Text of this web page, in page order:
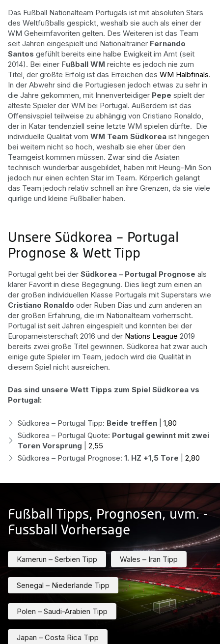
Das Fußball Nationalteam Portugals ist mit absoluten Stars
des Weltfußballs gespickt, weshalb sie auch als einer der
WM Geheimfavoriten gelten. Des Weiteren ist das Team
seit Jahren eingespielt und Nationaltrainer Fernando
Santos gefühlt bereits eine halbe Ewigkeit im Amt (seit
2014). Bei einer Fußball WM reichte es jedoch nie zum
Titel, der größte Erfolg ist das Erreichen des WM Halbfinals.
In der Abwehr sind die Portugiesen jedoch etwas zu sehr in
die Jahre gekommen, mit Innenverteidiger Pepe spielt der
älteste Spieler der WM bei Portugal. Außerdem ist das
Offensivspiel teilweise zu abhängig von Cristiano Ronaldo,
der in Katar tendenziell seine letzte WM spielen dürfte. Die
individuelle Qualität vom WM Team Südkorea ist hingegen
bei weitem nicht so hoch, weshalb sie eher über den
Teamgeist kommen müssen. Zwar sind die Asiaten
technisch wunderbar ausgebildet, haben mit Heung-Min Son
jedoch nur einen echten Star im Team. Körperlich gelangt
das Team jedoch relativ schnell an ihre Grenzen, da sie viele
quirlige und kleine Fußballer haben.
Unsere Südkorea – Portugal
Prognose & Wett Tipp
Portugal geht bei der Südkorea – Portugal Prognose als
klarer Favorit in diese Begegnung. Dies liegt zum einen an
der großen individuellen Klasse Portugals mit Superstars wie
Cristiano Ronaldo oder Ruben Dias und zum anderen an
der großen Erfahrung, die im Nationalteam vorherrscht.
Portugal ist seit Jahren eingespielt und konnten bei der
Europameisterschaft 2016 und der Nations League 2019
bereits zwei große Titel gewinnen. Südkorea hat zwar auch
einige gute Spieler im Team, jedoch wird die Qualität in
diesem Spiel nicht ausreichen.
Das sind unsere Wett Tipps zum Spiel Südkorea vs
Portugal:
Südkorea – Portugal Tipp: Beide treffen
1,80
Südkorea – Portugal Quote: Portugal gewinnt mit zwei
Toren Vorsprung
2,55
Südkorea – Portugal Prognose: 1. HZ +1,5 Tore 2,80
Fußball Tipps, Prognosen, uvm. -
Fussball Vorhersage
Kamerun – Serbien Tipp Wales – Iran Tipp
Senegal – Niederlande Tipp
Polen – Saudi-Arabien Tipp
Japan – Costa Rica Tipp